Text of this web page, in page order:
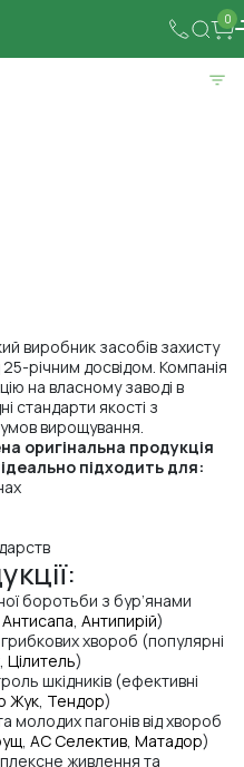
0
виробник засобів захисту
річним досвідом. Компанія
на власному заводі в
стандарти якості з
вирощування.
оригінальна продукція
підходить для:
боротьби з бур’янами
Антисапа, Антипирій)
грибкових хвороб (популярні
, Цілитель)
шкідників (ефективні
Жук, Тендор)
молодих пагонів від хвороб
, АС Селектив, Матадор)
живлення та